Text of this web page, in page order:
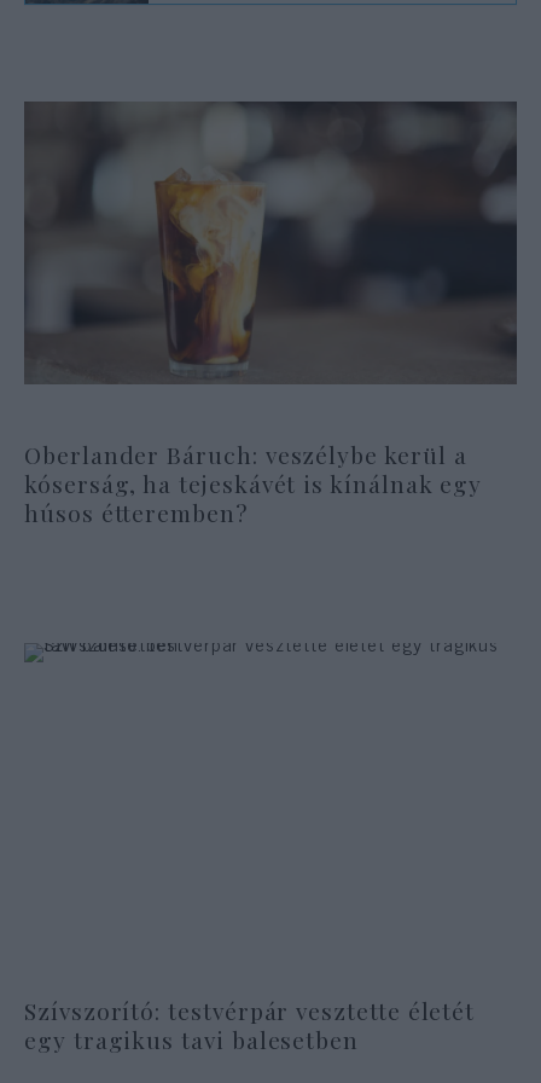
Oberlander Báruch: veszélybe kerül a
kóserság, ha tejeskávét is kínálnak egy
húsos étteremben?
Szívszorító: testvérpár vesztette életét
egy tragikus tavi balesetben